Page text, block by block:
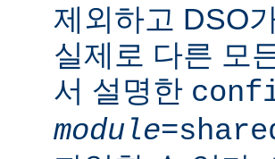
제외하고 DSO
실제로 다른 모
서 설명한
module